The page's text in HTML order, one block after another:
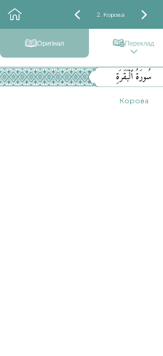
2. Корова
Оригінал Переклад
سُورَةُ ٱلْبَقَرَةِ
Корова